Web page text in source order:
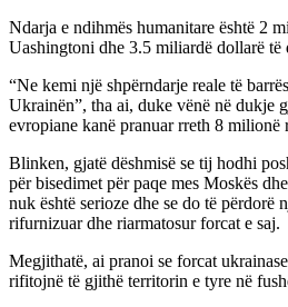
Ndarja e ndihmës humanitare është 2
Uashingtoni dhe 3.5 miliardë dollarë të
“Ne kemi një shpërndarje reale të
Ukrainën”, tha ai, duke vënë në dukje
evropiane kanë pranuar rreth 8 milionë
Blinken, gjatë dëshmisë se tij hodhi
për bisedimet për paqe mes Moskës
nuk është serioze dhe se do të përdorë
rifurnizuar dhe riarmatosur forcat e saj.
Megjithatë, ai pranoi se forcat
rifitojnë të gjithë territorin e tyre në